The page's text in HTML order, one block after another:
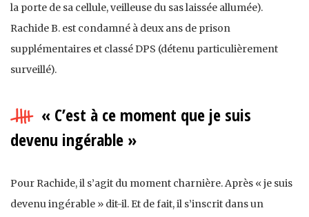
la porte de sa cellule, veilleuse du sas laissée allumée).
Rachide B. est condamné à deux ans de prison
supplémentaires et classé DPS (détenu particulièrement
surveillé).
« C’est à ce moment que je suis
devenu ingérable »
Pour Rachide, il s’agit du moment charnière. Après « je suis
devenu ingérable » dit-il. Et de fait, il s’inscrit dans un